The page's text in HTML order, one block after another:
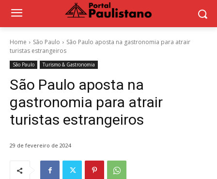
Home São Paulo
São Paulo aposta na gastronomia para atrair
turistas estrangeiros
São Paulo Turismo & Gastronomia
São Paulo aposta na
gastronomia para atrair
turistas estrangeiros
29 de fevereiro de 2024